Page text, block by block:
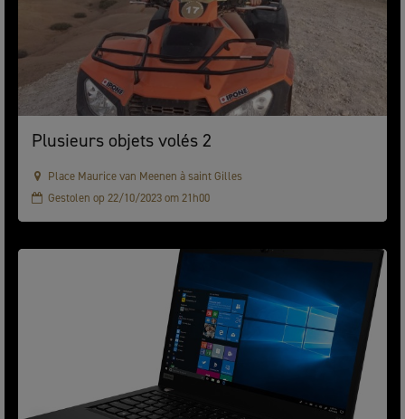
Plusieurs objets volés 2
Place Maurice van Meenen à saint Gilles
Gestolen op 22/10/2023 om 21h00